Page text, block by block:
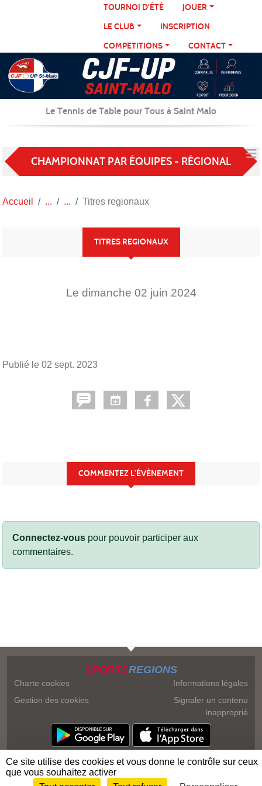
TOURNOI D'ÉTÉ
JOUER
LE CLUB
INSCRIPTION
COMPETITIONS
CONTACT
Le Tennis de Table pour Tous à Saint Malo
CHAMPIONNAT PAR ÉQUIPES - RÉGIONAL
Accueil Titres regionaux
TITRES REGIONAUX
Le dimanche 02 juin 2024
Publié le 02 sept. 2023
COMMENTEZ L’ÉVÈNEMENT
Connectez-vous pour pouvoir participer aux
commentaires.
SPORTSREGIONS
Charte cookies
Gestion des cookies
Informations légales
Signaler un contenu
inapproprié
Panneau de gestion des cookies
Ce site utilise des cookies et vous donne le contrôle sur ceux
que vous souhaitez activer